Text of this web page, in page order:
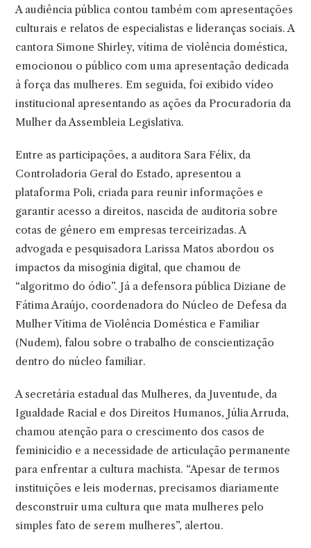
A audiência pública contou também com apresentações
culturais e relatos de especialistas e lideranças sociais. A
cantora Simone Shirley, vítima de violência doméstica,
emocionou o público com uma apresentação dedicada
à força das mulheres. Em seguida, foi exibido vídeo
institucional apresentando as ações da Procuradoria da
Mulher da Assembleia Legislativa.
Entre as participações, a auditora Sara Félix, da
Controladoria Geral do Estado, apresentou a
plataforma Poli, criada para reunir informações e
garantir acesso a direitos, nascida de auditoria sobre
cotas de gênero em empresas terceirizadas. A
advogada e pesquisadora Larissa Matos abordou os
impactos da misoginia digital, que chamou de
“algoritmo do ódio”. Já a defensora pública Diziane de
Fátima Araújo, coordenadora do Núcleo de Defesa da
Mulher Vítima de Violência Doméstica e Familiar
(Nudem), falou sobre o trabalho de conscientização
dentro do núcleo familiar.
A secretária estadual das Mulheres, da Juventude, da
Igualdade Racial e dos Direitos Humanos, Júlia Arruda,
chamou atenção para o crescimento dos casos de
feminicídio e a necessidade de articulação permanente
para enfrentar a cultura machista. “Apesar de termos
instituições e leis modernas, precisamos diariamente
desconstruir uma cultura que mata mulheres pelo
simples fato de serem mulheres”, alertou.